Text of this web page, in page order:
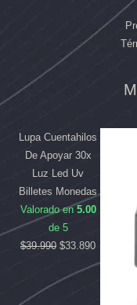
Lupa Cuentahilos
De Apoyar 30x
Luz Led Uv
Billetes Monedas
Valorado en 5.00
de 5
$39.990
era:
$39.990.
$33.890
es:
era:
$169.990.
es:
$158.090.